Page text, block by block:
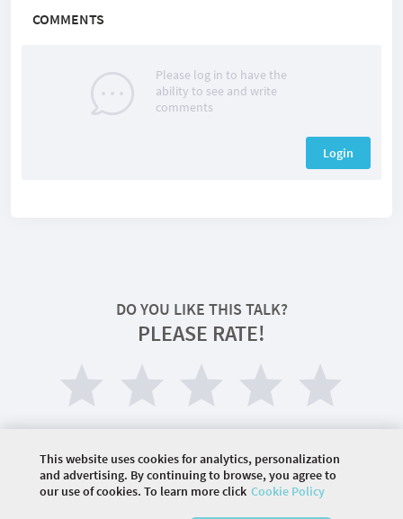
COMMENTS
Please log in to have the
ability to see and write
comments
Login
DO YOU LIKE THIS TALK?
PLEASE RATE!
This website uses cookies for analytics, personalization
and advertising. By continuing to browse, you agree to
our use of cookies. To learn more click Cookie Policy